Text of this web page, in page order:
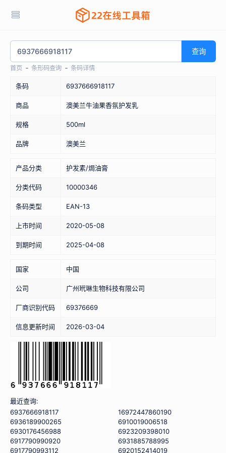
查询
首页 条形码查询 条码详情
条码 6937666918117
商品 澳美兰牛油果香氛护发乳
规格 500ml
品牌 澳美兰
产品分类 护发素/焗油膏
分类代码 10000346
条码类型 EAN-13
上市时间 2020-05-08
到期时间 2025-04-08
国家 中国
公司 广州玳琳生物科技有限公司
厂商识别代码 69376669
信息更新时间 2026-03-04
最近查询:
6937666918117
16972447860190
6936189900265
6910019006518
6930176456988
6923209398010
6917790990920
6931885788995
6917790993112
6920152414019